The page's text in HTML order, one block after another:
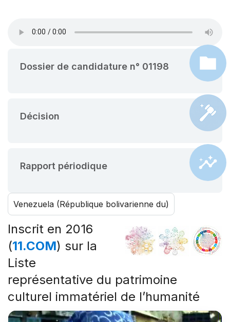
Dossier de candidature n° 01198
Décision
Rapport périodique
Venezuela (République bolivarienne du)
Inscrit en 2016
(11.COM) sur la
Liste
représentative du patrimoine
culturel immatériel de l’humanité